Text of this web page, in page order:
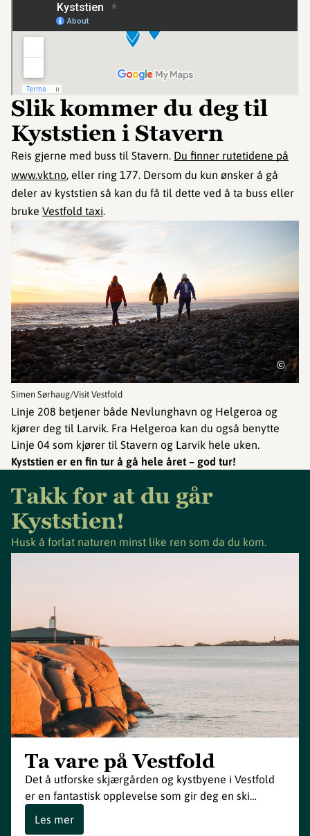
Slik kommer du deg til
Kyststien i Stavern
Reis gjerne med buss til Stavern. Du finner rutetidene på
www.vkt.no , eller ring 177. Dersom du kun ønsker å gå
deler av kyststien så kan du få til dette ved å ta buss eller
bruke Vestfold taxi
©
Simen Sørhaug/Visit Vestfold
Linje 208 betjener både Nevlunghavn og Helgeroa og
kjører deg til Larvik. Fra Helgeroa kan du også benytte
Linje 04 som kjører til Stavern og Larvik hele uken.
Kyststien er en fin tur å gå hele året – god tur!
Takk for at du går
Kyststien!
Husk å forlat naturen minst like ren som da du kom.
Ta vare på Vestfold
Det å utforske skjærgården og kystbyene i Vestfold
er en fantastisk opplevelse som gir deg en ski…
Les mer